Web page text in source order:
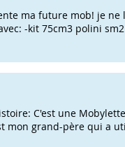
ma future mob! je
-kit 75cm3 polini
C'est une
mon grand-père qui a